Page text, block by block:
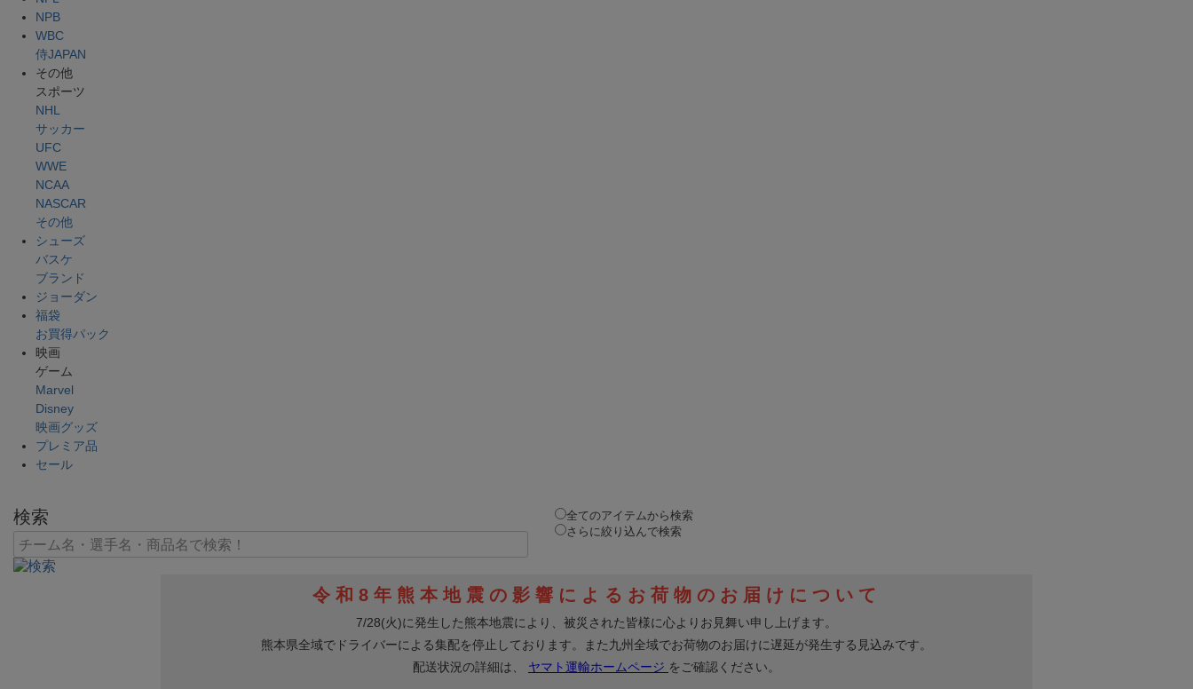
NPB
WBC
侍JAPAN
その他
スポーツ
NHL
サッカー
UFC
WWE
NCAA
NASCAR
その他
シューズ
バスケ
ブランド
ジョーダン
福袋
お買得パック
映画
ゲーム
Marvel
Disney
映画グッズ
プレミア品
セール
検索
全てのアイテムから検索
さらに絞り込んで検索